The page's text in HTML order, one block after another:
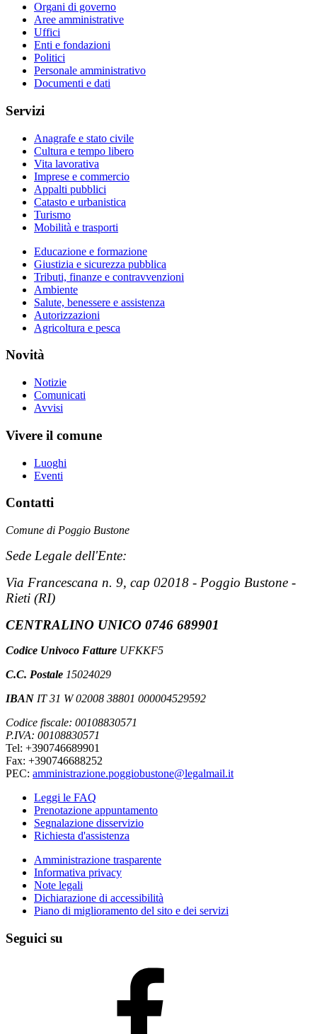
Organi di governo
Aree amministrative
Uffici
Enti e fondazioni
Politici
Personale amministrativo
Documenti e dati
Servizi
Anagrafe e stato civile
Cultura e tempo libero
Vita lavorativa
Imprese e commercio
Appalti pubblici
Catasto e urbanistica
Turismo
Mobilità e trasporti
Educazione e formazione
Giustizia e sicurezza pubblica
Tributi, finanze e contravvenzioni
Ambiente
Salute, benessere e assistenza
Autorizzazioni
Agricoltura e pesca
Novità
Notizie
Comunicati
Avvisi
Vivere il comune
Luoghi
Eventi
Contatti
Comune di Poggio Bustone
Sede Legale dell'Ente:
Via Francescana n. 9, cap 02018 - Poggio Bustone -
Rieti (RI)
CENTRALINO UNICO 0746 689901
Codice Univoco Fatture UFKKF5
C.C. Postale 15024029
IBAN IT 31 W 02008 38801 000004529592
Codice fiscale: 00108830571
P.IVA: 00108830571
Tel: +390746689901
Fax: +390746688252
PEC: amministrazione.poggiobustone@legalmail.it
Leggi le FAQ
Prenotazione appuntamento
Segnalazione disservizio
Richiesta d'assistenza
Amministrazione trasparente
Informativa privacy
Note legali
Dichiarazione di accessibilità
Piano di miglioramento del sito e dei servizi
Seguici su